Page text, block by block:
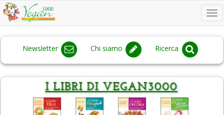
Newsletter Chi siamo Ricerca